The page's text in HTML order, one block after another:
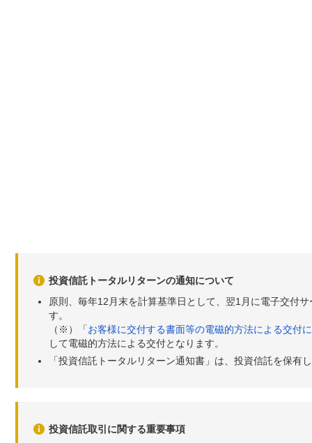
投資信託トータルリターンの通知について
原則、毎年12月末を計算基準日として、翌1月に電子交付
す。
（※）「お客様に交付する書面等の電磁的方法による交付
して電磁的方法による交付となります。
「投資信託トータルリターン通知書」は、投資信託を保有
投資信託取引に関する重要事項